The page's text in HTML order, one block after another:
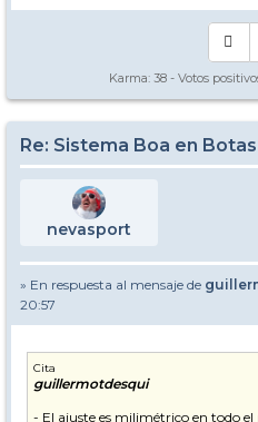
Karma: 38 - Votos
Re: Sistema Boa en
nevasport
» En respuesta al mensaje de
20:57
Cita
guillermotdesqui
- El ajuste es milimétrico en todo